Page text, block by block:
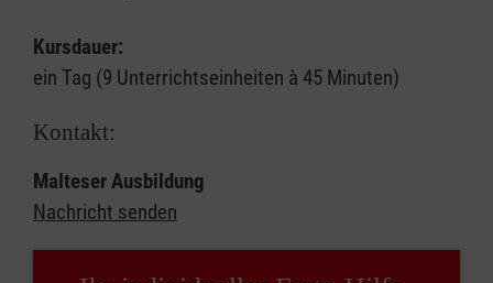
Kursdauer:
ein Tag (9 Unterrichtseinheiten à 45 Minuten)
Kontakt:
Malteser Ausbildung
Nachricht senden